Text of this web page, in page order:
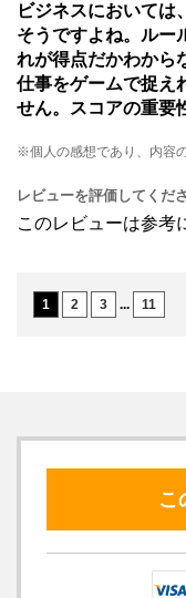
ビジネスにおいては
そうですよね。ルー
れが得点だかわから
仕事をゲームで捉え
せん。スコアの重要
※個人の感想であり、内容
レビューを評価してくだ
このレビューは参考
1 2 3 ... 11
こ